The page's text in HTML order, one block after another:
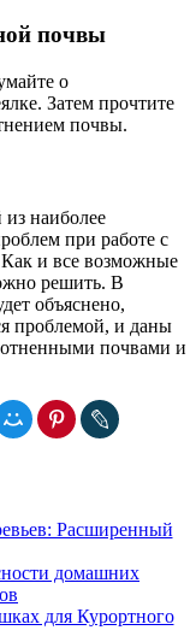
почвы
о
Затем прочтите
почвы.
наиболее
при работе с
и все возможные
решить. В
объяснено,
проблемой, и даны
почвами и
Расширенный
домашних
для Курортного